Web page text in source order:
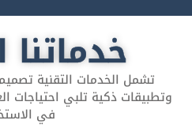
خدماتنا
تشمل الخدمات التقنية
وتطبيقات ذكية تلبي احتياجات
في